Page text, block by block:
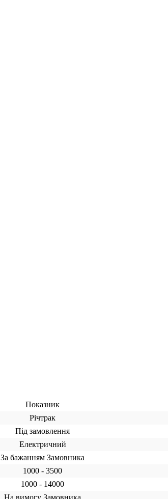
Показник
Річтрак
Під замовлення
Електричний
За бажанням Замовника
1000 - 3500
1000 - 14000
На вимогу Замовника